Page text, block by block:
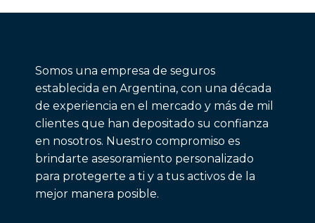
Somos una empresa de seguros
establecida en Argentina, con una década
de experiencia en el mercado y más de mil
clientes que han depositado su confianza
en nosotros. Nuestro compromiso es
brindarte asesoramiento personalizado
para protegerte a ti y a tus activos de la
mejor manera posible.